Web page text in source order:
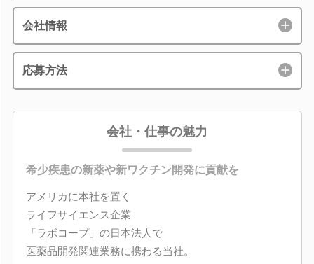
会社情報
応募方法
会社・仕事の魅力
希少疾患の新薬や新ワクチン開発に貢献を
アメリカに本社を置く
ライフサイエンス企業
「ラボコープ」の日本法人で
医薬品開発関連業務に携わる当社。